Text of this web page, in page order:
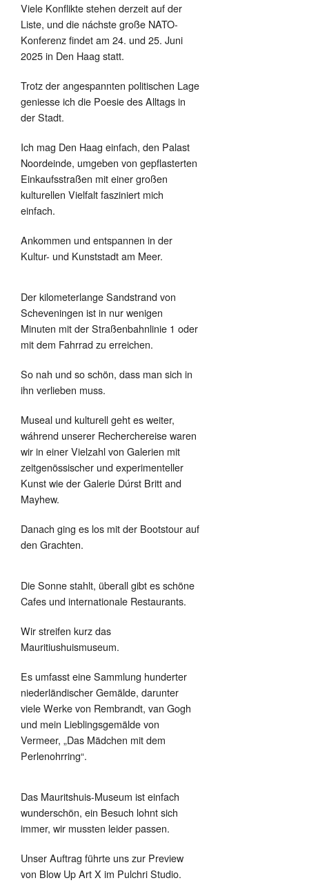
Viele Konflikte stehen derzeit auf der
Liste, und die náchste große NATO-
Konferenz findet am 24. und 25. Juni
2025 in Den Haag statt.
Trotz der angespannten politischen Lage
geniesse ich die Poesie des Alltags in
der Stadt.
Ich mag Den Haag einfach, den Palast
Noordeinde, umgeben von gepflasterten
Einkaufsstraßen mit einer großen
kulturellen Vielfalt fasziniert mich
einfach.
Ankommen und entspannen in der
Kultur- und Kunststadt am Meer.
Der kilometerlange Sandstrand von
Scheveningen ist in nur wenigen
Minuten mit der Straßenbahnlinie 1 oder
mit dem Fahrrad zu erreichen.
So nah und so schön, dass man sich in
ihn verlieben muss.
Museal und kulturell geht es weiter,
wáhrend unserer Recherchereise waren
wir in einer Vielzahl von Galerien mit
zeitgenössischer und experimenteller
Kunst wie der Galerie Dúrst Britt and
Mayhew.
Danach ging es los mit der Bootstour auf
den Grachten.
Die Sonne stahlt, überall gibt es schöne
Cafes und internationale Restaurants.
Wir streifen kurz das
Mauritiushuismuseum.
Es umfasst eine Sammlung hunderter
niederländischer Gemälde, darunter
viele Werke von Rembrandt, van Gogh
und mein Lieblingsgemälde von
Vermeer, „Das Mädchen mit dem
Perlenohrring“.
Das Mauritshuis-Museum ist einfach
wunderschön, ein Besuch lohnt sich
immer, wir mussten leider passen.
Unser Auftrag führte uns zur Preview
von Blow Up Art X im Pulchri Studio.